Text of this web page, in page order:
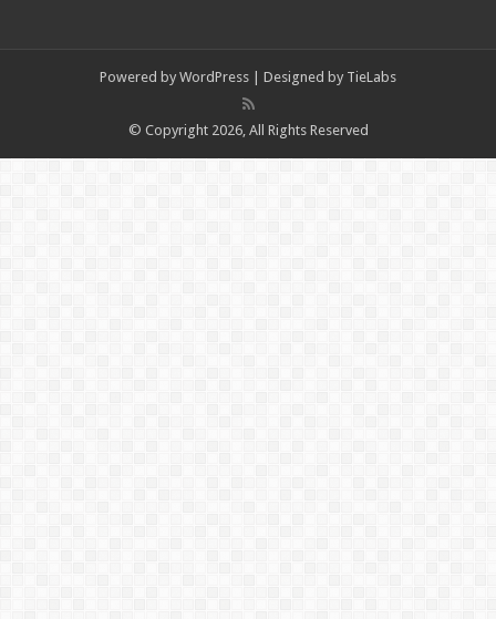
Powered by WordPress | Designed by TieLabs
© Copyright 2026, All Rights Reserved